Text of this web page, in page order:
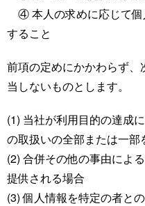
④ 本人の求めに応じて個
すること
前項の定めにかかわらず
当しないものとします。
(1) 当社が利用目的の達成
の取扱いの全部または一部
(2) 合併その他の事由によ
提供される場合
(3) 個人情報を特定の者と